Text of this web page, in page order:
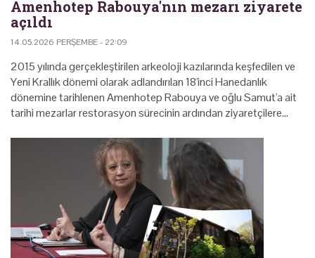
Amenhotep Rabouya'nın mezarı ziyarete
açıldı
14.05.2026 PERŞEMBE - 22:09
2015 yılında gerçekleştirilen arkeoloji kazılarında keşfedilen ve
Yeni Krallık dönemi olarak adlandırılan 18'inci Hanedanlık
dönemine tarihlenen Amenhotep Rabouya ve oğlu Samut'a ait
tarihi mezarlar restorasyon sürecinin ardından ziyaretçilere…